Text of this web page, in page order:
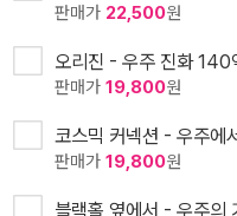
판매가 22,500원
오리진 - 우주 진화 140
판매가 19,800원
코스믹 커넥션 - 우주에
판매가 19,800원
블랙홀 옆에서 - 우주의